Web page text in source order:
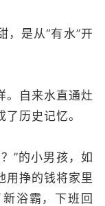
是从“有水”开
自来水直通灶
历史记忆。
”的小男孩，如
用挣的钱将家里
浴霸，下班回